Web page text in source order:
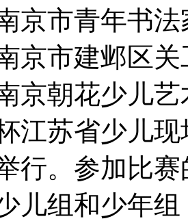
京市青年书
京市建邺区
京朝花少儿
江苏省少儿
行。参加比
儿组和少年